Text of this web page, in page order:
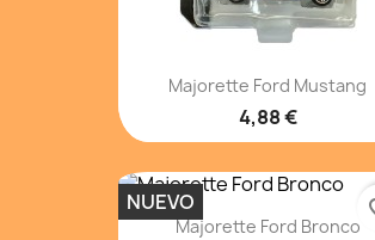
Majorette Ford Mustang
4,88 €
Majorette Ford Bronco
NUEVO